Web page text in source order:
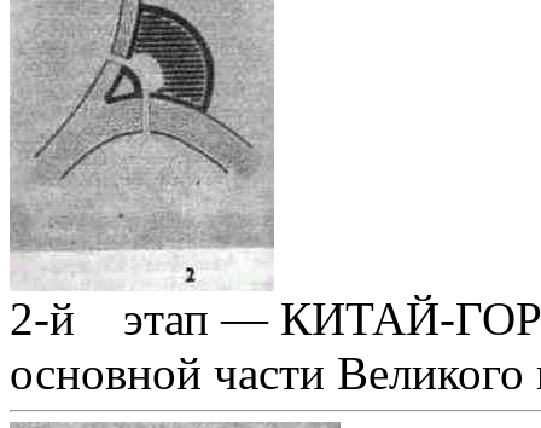
2-й этап — КИТАЙ-
основной части